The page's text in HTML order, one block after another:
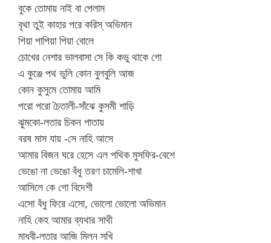
বুকে তোমায় নাই বা পেলাম
বৃথা তুই কাহার পরে করিস্ অভিমান
পিয়া পাপিয়া পিয়া বোলে
চোখের নেশার ভালবাসা সে কি কভু থাকে গো
এ কুঞ্জে পথ ভুলি কোন বুলবুলি আজ
কোন কুসুমে তোমায় আমি
পরো পরো চৈতালী-সাঁঝে কুসমী শাড়ি
ঝুমকো-লতার চিকন পাতায়
বরষ মাস যায় -সে নাহি আসে
আমার বিজন ঘরে হেসে এল পথিক মুসফির-বেশে
ভেঙো না ভেঙো বঁধু তরণ চামেলি-শাখা
আসিলে কে গো বিদেশী
এসো বঁধু ফিরে এসো, ভোলো ভোলো অভিমান
নাহি কেহ আমার ব্যথার সাথী
মাধবী-লতার আজি মিলন সখি